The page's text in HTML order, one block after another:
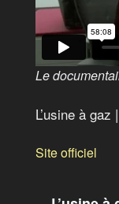
Le
L’usine à
Site officiel